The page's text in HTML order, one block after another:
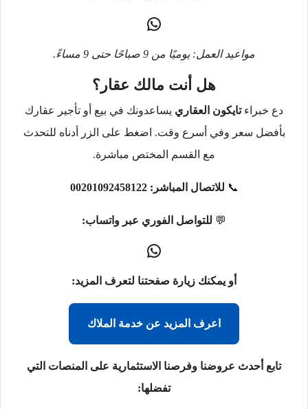
مواعيد العمل: يوميًا من 9 صباحًا حتى 9 مساءً.
هل أنت مالك عقار؟
دع خبراءتايكون العقاري يساعدونك في بيع أو تأجير عقارك
بأفضل سعر وفي أسرع وقت. اضغط على الزر أدناه للتحدث
مع القسم المختص مباشرة.
📞 للاتصال المباشر: 00201092458122
💬 للتواصل الفوري عبر واتساب:
أو يمكنك زيارة صفحتنا لتعرف المزيد:
اعرف المزيد عن خدمة الملاك
تابع أحدث عروضنا وفرصنا الاستثمارية على المنصات التي
تفضلها: